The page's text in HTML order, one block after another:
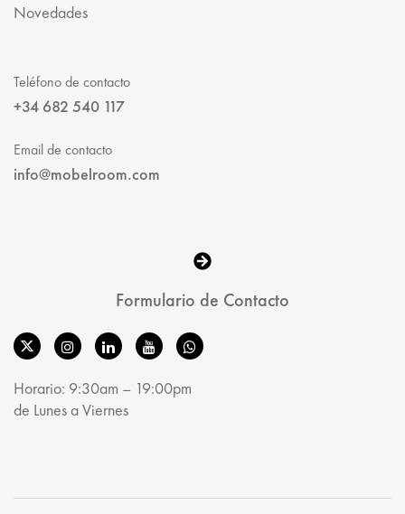
Novedades
Teléfono de contacto
+34 682 540 117
Email de contacto
info@mobelroom.com
Formulario de Contacto
Horario: 9:30am – 19:00pm
de Lunes a Viernes